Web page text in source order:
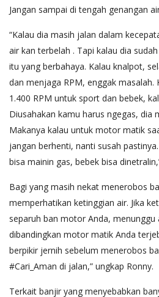
Jangan sampai di tengah genangan
“Kalau dia masih jalan dalam
air kan terbelah . Tapi kalau dia
itu yang berbahaya. Kalau knalpot,
dan menjaga RPM, enggak masalah.
1.400 RPM untuk sport dan bebek,
Diusahakan kamu harus ngegas, dia
Makanya kalau untuk motor matik
jangan berhenti, nanti susah
bisa mainin gas, bebek bisa
Bagi yang masih nekat menerobos
memperhatikan ketinggian air. Jika
separuh ban motor Anda, menunggu
dibandingkan motor matik Anda
berpikir jernih sebelum menerobos
#Cari_Aman di jalan,” ungkap Ronny.
Terkait banjir yang menyebabkan